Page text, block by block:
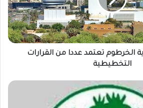
الخرطوم تعتمد عددا من القرارات
التخطيطية